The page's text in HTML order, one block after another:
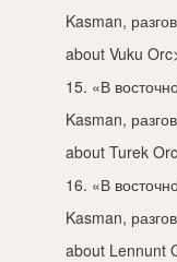
Kasman,
about Vuku
15. «В
Kasman,
about Turek
16. «В
Kasman,
about Lennunt